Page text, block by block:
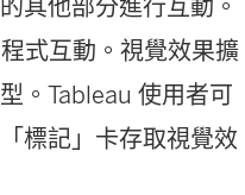
其他部分進行互動。
式互動。視覺效果擴
。Tableau 使用者可
標記」卡存取視覺效